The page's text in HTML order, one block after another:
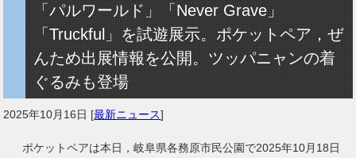
「パルワールド」「Never Grave」
「Truckful」を試遊展示。ポケットペア，ぜ
んため出展情報を公開。ツッパニャンの着
ぐるみも登場
2025年10月16日 [最新ニュース]
ポケットペアは本日，岐阜県各務原市民公園で2025年10月18日